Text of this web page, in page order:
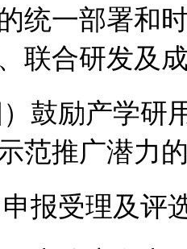
统一部署和
联合研发及
）鼓励产学
范推广潜力
申报受理及评